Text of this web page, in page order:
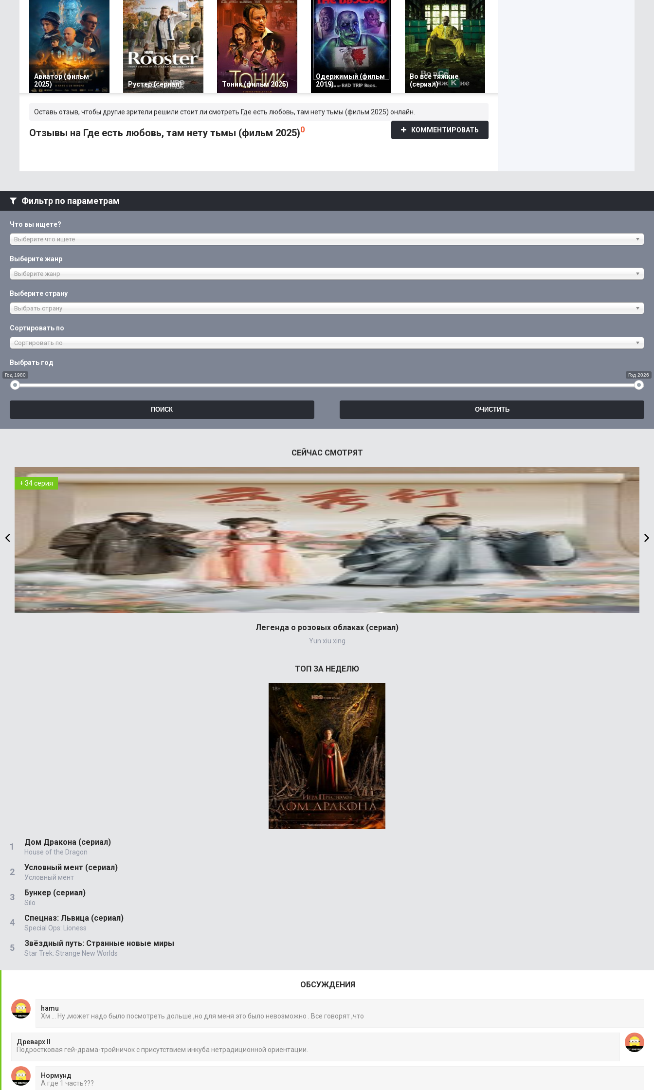
Авиатор (фильм
2025)
Рустер (сериал) Тоник (фильм 2025)
Одержимый (фильм
2019)
Во все тяжкие
(сериал)
Оставь отзыв, чтобы другие зрители решили стоит ли смотреть Где есть любовь, там нету тьмы (фильм 2025) онлайн.
Отзывы на Где есть любовь, там нету тьмы (фильм 2025)0 КОММЕНТИРОВАТЬ
Фильтр по параметрам
Что вы ищете?
Выберите что ищете
Выберите жанр
Выберите жанр
Выберите страну
Выбрать страну
Сортировать по
Сортировать по
Выбрать год
Год 1980 Год 2026
СЕЙЧАС СМОТРЯТ
+ 34 серия
Легенда о розовых облаках (сериал)
Yun xiu xing
ТОП ЗА НЕДЕЛЮ
Дом Дракона (сериал)
House of the Dragon
Условный мент (сериал)
Условный мент
Бункер (сериал)
Silo
Спецназ: Львица (сериал)
Special Ops: Lioness
Звёздный путь: Странные новые миры
Star Trek: Strange New Worlds
ОБСУЖДЕНИЯ
hamu
Хм ... Ну ,может надо было посмотреть дольше ,но для меня это было невозможно . Все говорят ,что
Древарх II
Подростковая гей-драма-тройничок с присутствием инкуба нетрадиционной ориентации.
Нормунд
А где 1 часть???